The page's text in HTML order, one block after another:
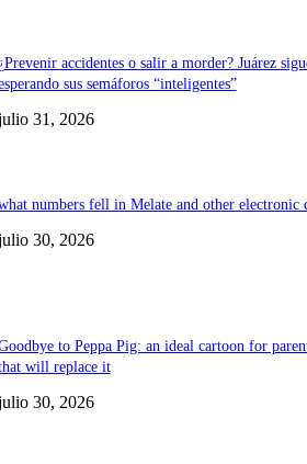
¿Prevenir accidentes o salir a morder? Juárez
sus semáforos “inteligentes”
31, 2026
numbers fell in Melate and other electronic
30, 2026
to Peppa Pig: an ideal cartoon for
will replace it
30, 2026